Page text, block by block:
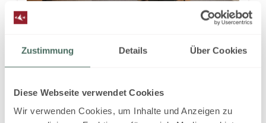
Zustimmung Details Über Cookies
Diese Webseite verwendet Cookies
Wir verwenden Cookies, um Inhalte und Anzeigen zu
4 Plattenherd
Radio
Aussicht auf eine Berglandschaft